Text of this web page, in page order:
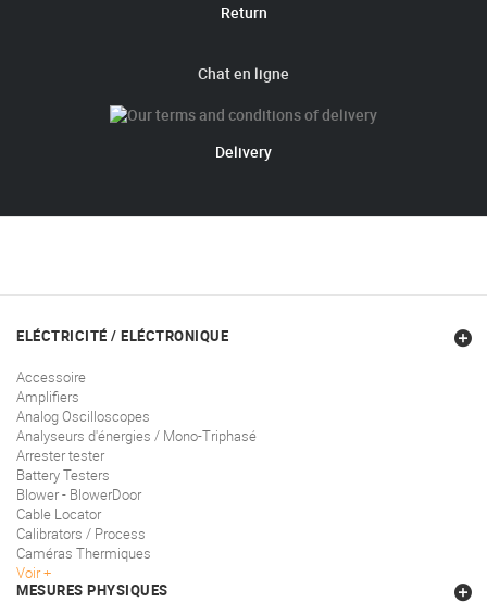
Return
Chat en ligne
Delivery
ELÉCTRICITÉ / ELÉCTRONIQUE
Accessoire
Amplifiers
Analog Oscilloscopes
Analyseurs d'énergies / Mono-Triphasé
Arrester tester
Battery Testers
Blower - BlowerDoor
Cable Locator
Calibrators / Process
Caméras Thermiques
Voir
MESURES PHYSIQUES